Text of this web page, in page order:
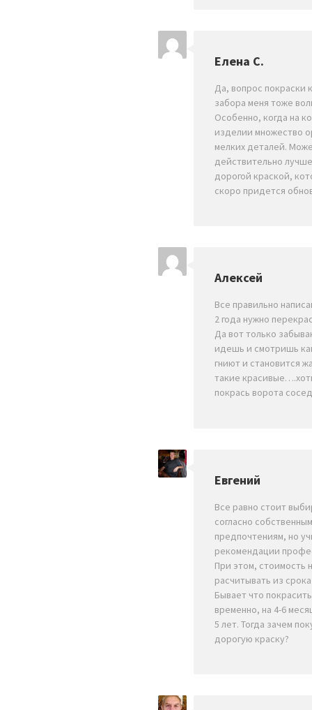
Елена С.
Да, вопрос покраски
забора меня тоже
Особенно, когда на
изделии множество
мелких деталей.
действительно
дорогой краской,
скоро придется
Алексей
Все правильно
2 года нужно
Да вот только
идешь и смотришь
гниют и становится
такие
покрась ворота
Евгений
Все равно стоит
согласно собственным
предпочтениям, но
рекомендации
При этом, стоимость
расчитывать из
Бывает что
временно, на 4-6
5 лет. Тогда зачем
дорогую краску?